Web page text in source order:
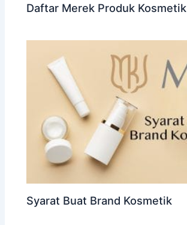
Daftar Merek Produk Kosmetik
Syarat Buat Brand Kosmetik